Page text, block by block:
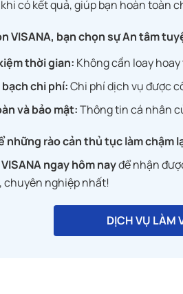
có kết quả, giúp bạn hoàn toàn
VISANA, bạn chọn sự An tâm
thời gian: Không cần loay
chi phí:Chi phí dịch vụ được
và bảo mật:Thông tin cá nhân
những rào cản thủ tục làm chậm
ngay hôm nayđể nhận
chuyên nghiệp nhất!
DỊCH VỤ LÀM